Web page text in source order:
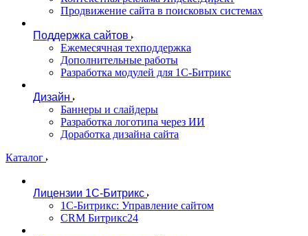
Продвижение сайта в поисковых системах
Поддержка сайтов
Ежемесячная техподдержка
Дополнительные работы
Разработка модулей для 1С-Битрикс
Дизайн
Баннеры и слайдеры
Разработка логотипа через ИИ
Доработка дизайна сайта
Каталог
Лицензии 1С-Битрикс
1С-Битрикс: Управление сайтом
CRM Битрикс24